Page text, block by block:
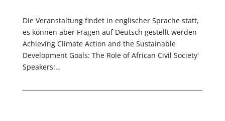
Die Veranstaltung findet in englischer Sprache statt,
es können aber Fragen auf Deutsch gestellt werden
Achieving Climate Action and the Sustainable
Development Goals: The Role of African Civil Society'
Speakers:…